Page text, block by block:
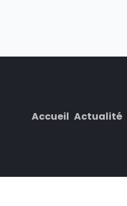
Accueil Actualité